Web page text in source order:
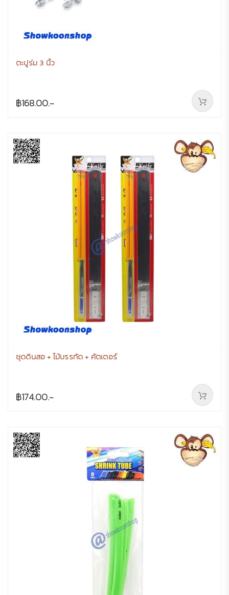
ตะปูร่ม 3 นิ้ว
฿168.00.-
ชุดดินสอ + ไม้บรรทัด + คัตเตอร์
฿174.00.-